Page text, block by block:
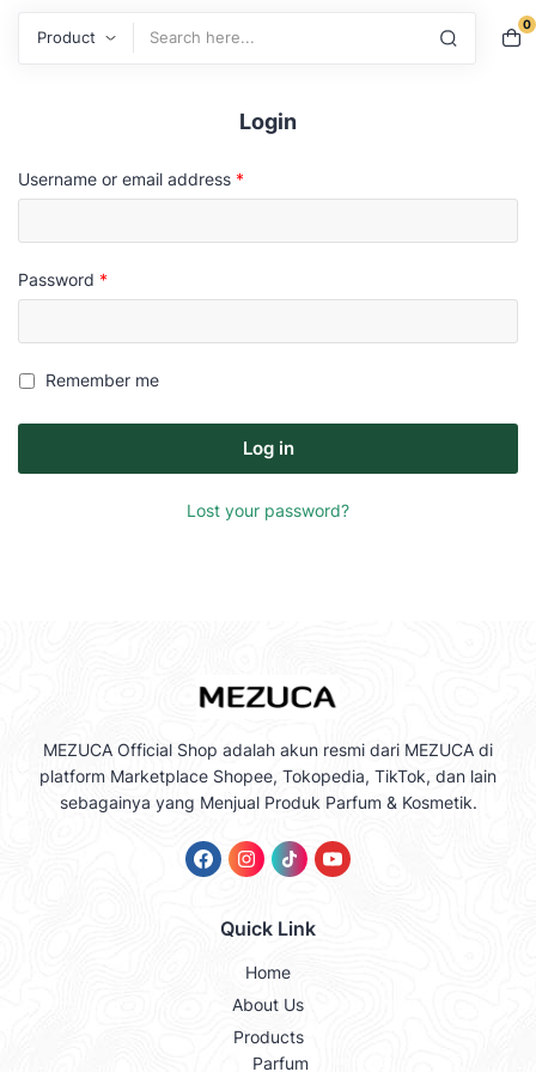
0
Login
Username or email address *
Password *
Remember me
Log in
Lost your password?
MEZUCA Official Shop adalah akun resmi dari MEZUCA di
platform Marketplace Shopee, Tokopedia, TikTok, dan lain
sebagainya yang Menjual Produk Parfum & Kosmetik.
Quick Link
Home
About Us
Products
Parfum